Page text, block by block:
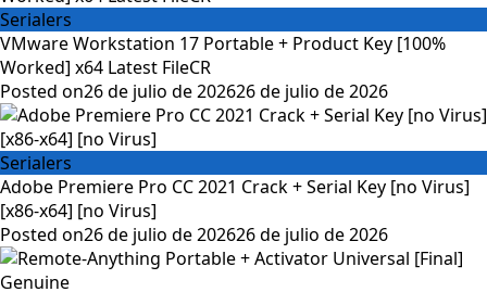
Serialers
VMware Workstation 17 Portable + Product Key [100%
Worked] x64 Latest FileCR
Posted on26 de julio de 202626 de julio de 2026
Serialers
Adobe Premiere Pro CC 2021 Crack + Serial Key [no Virus]
[x86-x64] [no Virus]
Posted on26 de julio de 202626 de julio de 2026